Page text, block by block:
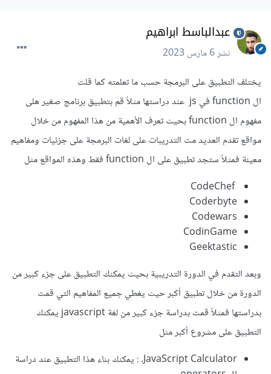
عبدالباسط ابراهيم
نشر6 مارس 2023
يختلف التطبيق على البرمجة حسب ما تعلمته كما قلت
ال function في js عند دراستها مثلاً قم بتطبيق برنامج صغير هلى
مفهوم ال function بحيث تعرف الأهمية من هذا المفهوم من خلال
مواقع تقدم العديد مت التدريبات على لغات البرمجة على جزئيات ومفاهيم
معينة فمثلاً ستجد تطبيق على ال function فقط وهذه المواقع مثل
Coderbyte
Codewars
CodinGame
Geektastic
وبعد التقدم في الدورة التدريبية بحيث يمكنك التطبيق على جزء كبير من
الدورة من خلال تطبيق أكبر حيث يغطي جميع المفاهيم التي قمت
بدراستها فمثلاً قمت بدراسة جزء كبير من لغة javascript يمكنك
التطبيق على مشروع أكبر مثل
JavaScript Calculator. : يمكنك بناء هذا التطبيق عند دراسة